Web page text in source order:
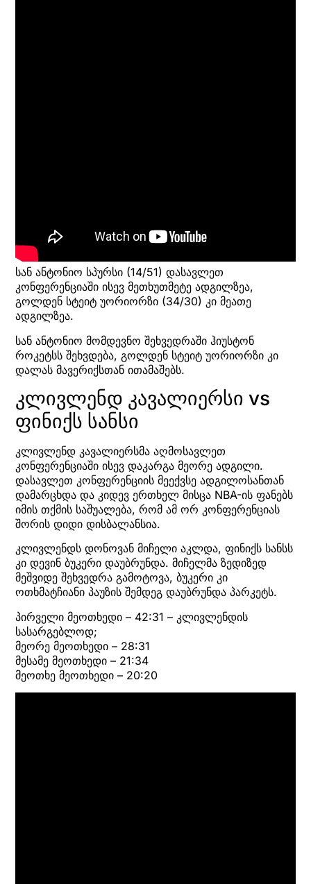
სან ანტონიო სპურსი (14/51) დასავლეთ
კონფერენციაში ისევ მეთხუთმეტე ადგილზეა,
გოლდენ სტეიტ უორიორზი (34/30) კი მეათე
ადგილზეა.
სან ანტონიო მომდევნო შეხვედრაში ჰიუსტონ
როკეტსს შეხვდება, გოლდენ სტეიტ უორიორზი კი
დალას მავერიქსთან ითამაშებს.
კლივლენდ კავალიერსი vs
ფინიქს სანსი
კლივლენდ კავალიერსმა აღმოსავლეთ
კონფერენციაში ისევ დაკარგა მეორე ადგილი.
დასავლეთ კონფერენციის მეექვსე ადგილოსანთან
დამარცხდა და კიდევ ერთხელ მისცა NBA-ის ფანებს
იმის თქმის საშუალება, რომ ამ ორ კონფერენციას
შორის დიდი დისბალანსია.
კლივლენდს დონოვან მიჩელი აკლდა, ფინიქს სანსს
კი დევინ ბუკერი დაუბრუნდა. მიჩელმა ზედიზედ
მეშვიდე შეხვედრა გამოტოვა, ბუკერი კი
ოთხმატჩიანი პაუზის შემდეგ დაუბრუნდა პარკეტს.
პირველი მეოთხედი – 42:31 – კლივლენდის
სასარგებლოდ;
მეორე მეოთხედი – 28:31
მესამე მეოთხედი – 21:34
მეოთხე მეოთხედი – 20:20